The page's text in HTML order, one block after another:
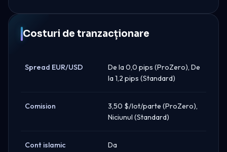
Costuri de tranzacționare
Spread EUR/USD
De la 0,0 pips (ProZero), De
la 1,2 pips (Standard)
Comision
3,50 $/lot/parte (ProZero),
Niciunul (Standard)
Cont islamic Da